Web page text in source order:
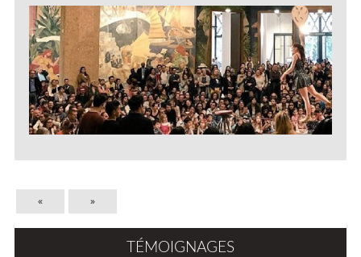
« »
TÉMOIGNAGES